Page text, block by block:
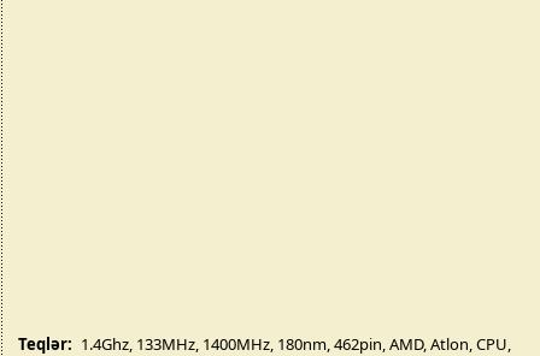
Teqlər: 1.4Ghz, 133MHz, 1400MHz, 180nm,462pin,AMD,Atlon,CPU,